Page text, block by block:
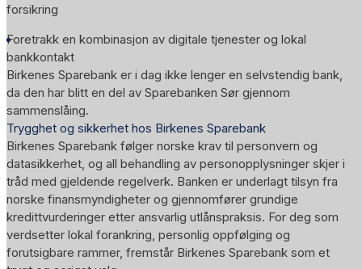
forsikring
Foretrakk en kombinasjon av digitale tjenester og lokal
bankkontakt
Birkenes Sparebank er i dag ikke lenger en selvstendig bank,
da den har blitt en del av Sparebanken Sør gjennom
sammenslåing.
Trygghet og sikkerhet hos Birkenes Sparebank
Birkenes Sparebank følger norske krav til personvern og
datasikkerhet, og all behandling av personopplysninger skjer i
tråd med gjeldende regelverk. Banken er underlagt tilsyn fra
norske finansmyndigheter og gjennomfører grundige
kredittvurderinger etter ansvarlig utlånspraksis. For deg som
verdsetter lokal forankring, personlig oppfølging og
forutsigbare rammer, fremstår Birkenes Sparebank som et